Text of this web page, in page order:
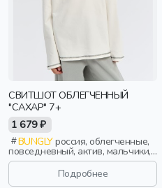
СВИТШОТ ОБЛЕГЧЕННЫЙ
"САХАР" 7+
1 679 ₽
BUNGLYроссия, облегченные,
повседневный, актив, мальчики,
школьники, подростки, дети
Подробнее